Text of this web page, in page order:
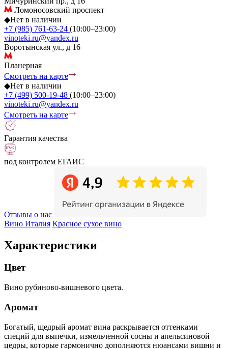
Ломоносовский проспект
◆Нет в наличии
+7 (985) 761-63-24 (10:00–23:00)
vinoteki.ru@yandex.ru
Воротынская ул., д 16
Планерная
Смотреть на карте
◆Нет в наличии
+7 (499) 500-19-48 (10:00–23:00)
vinoteki.ru@yandex.ru
Смотреть на карте
Гарантия качества
под контролем ЕГАИС
Отзывы о нас
Вино Италия Красное сухое вино
Характеристики
Цвет
Вино рубиново-вишневого цвета.
Аромат
Богатый, щедрый аромат вина раскрывается оттенками
специй для выпечки, измельченной сосны и апельсиновой
цедры, которые гармонично дополняются нюансами вишни и